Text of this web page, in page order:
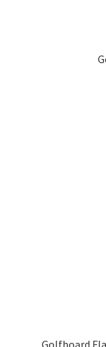
Golfboard